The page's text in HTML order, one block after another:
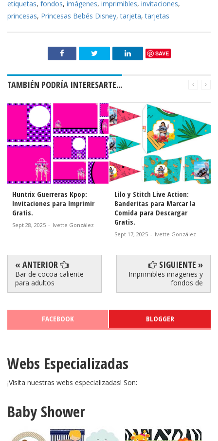
etiquetas, fondos, imágenes, imprimibles, invitaciones,
princesas, Princesas Bebés Disney,tarjeta,tarjetas
SAVE
TAMBIÉN PODRÍA INTERESARTE...
Lilo y Stitch Live Action:
Banderitas para Marcar la
Comida para Descargar
Gratis.
Lilo y Stitch Live Action:
Etiquetas para Descargar
Gratis.
Sept 16, 2025
« ANTERIOR
Bar de cocoa caliente
para adultos
SIGUIENTE »
Imprimibles imagenes y
fondos de
FACEBOOK BLOGGER
Webs Especializadas
¡Visita nuestras webs especializadas! Son:
Baby Shower